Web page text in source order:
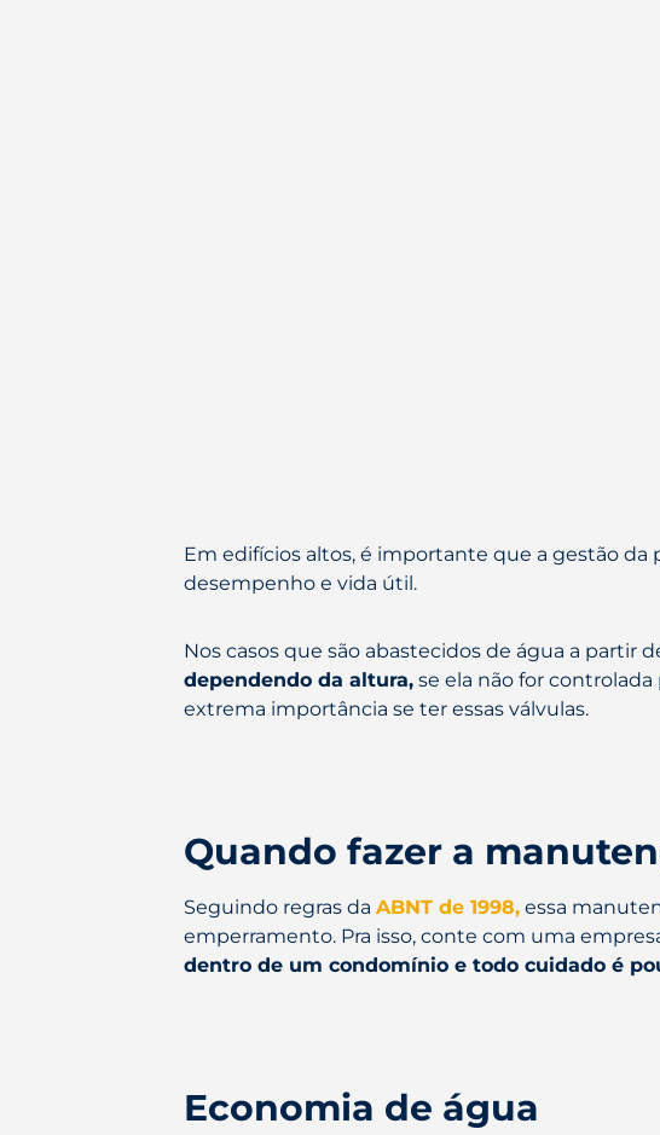
Em edifícios altos, é importante que a gestão
desempenho e vida útil.
Nos casos que são abastecidos de água a partir
dependendo da altura, se ela não for
extrema importância se ter essas válvulas.
Quando fazer a
Seguindo regras da ABNT de 1998, essa
emperramento. Pra isso, conte com uma
dentro de um condomínio e todo cuidado é
Economia de água